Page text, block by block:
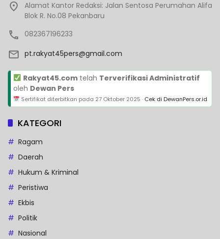
Alamat Kantor Redaksi: Jalan Sentosa Perumahan Alifa
Blok R. No.08 Pekanbaru
082367196233
pt.rakyat45pers@gmail.com
Rakyat45.comtelah Terverifikasi Administratif
oleh Dewan Pers
Sertifikat diterbitkan pada 27 Oktober 2025 · Cek di DewanPers.or.id
KATEGORI
Ragam
Daerah
Hukum & Kriminal
Peristiwa
Ekbis
Politik
Nasional